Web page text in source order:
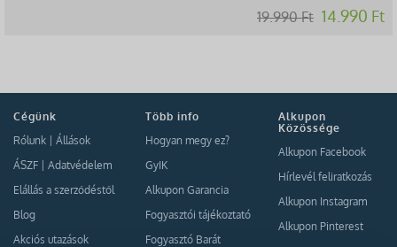
19.990 Ft 14.990 Ft
Cégünk
Rólunk | Állások
ÁSZF | Adatvédelem
Elállás a szerződéstől
Blog
Akciós utazások
Több info
Hogyan megy ez?
GyIK
Alkupon Garancia
Fogyasztói tájékoztató
Fogyasztó Barát
Alkupon
Közössége
Alkupon Facebook
Hírlevél feliratkozás
Alkupon Instagram
Alkupon Pinterest